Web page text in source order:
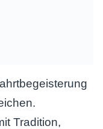
Tradition,